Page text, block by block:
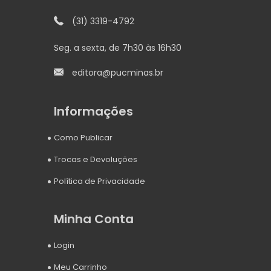
(31) 3319-4792
Seg. a sexta, de 7h30 às 16h30
editora@pucminas.br
Informações
Como Publicar
Trocas e Devoluções
Política de Privacidade
Minha Conta
Login
Meu Carrinho